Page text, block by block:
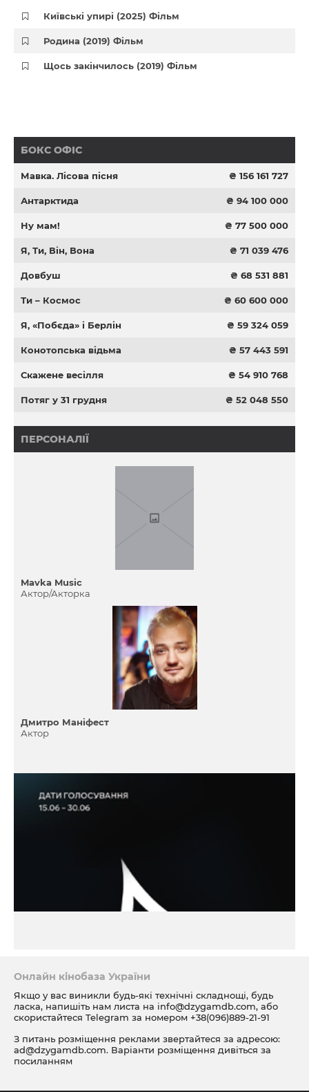
Київські упирі (2025) Фільм
Родина (2019) Фільм
Щось закінчилось (2019) Фільм
БОКС ОФІС
Мавка. Лісова пісня ₴ 156 161 727
Антарктида ₴ 94 100 000
Ну мам! ₴ 77 500 000
Я, Ти, Він, Вона ₴ 71 039 476
Довбуш ₴ 68 531 881
Ти – Космос ₴ 60 600 000
Я, «Побєда» і Берлін ₴ 59 324 059
Конотопська відьма ₴ 57 443 591
Скажене весілля ₴ 54 910 768
Потяг у 31 грудня ₴ 52 048 550
ПЕРСОНАЛІЇ
Mavka Music
Актор/Акторка
Дмитро Маніфест
Актор
Онлайн кінобаза України
Якщо у вас виникли будь-які технічні складнощі, будь
ласка, напишіть нам листа на info@dzygamdb.com, або
скористайтеся Telegram за номером +38(096)889-21-91
З питань розміщення реклами звертайтеся за адресою:
ad@dzygamdb.com. Варіанти розміщення дивіться за
посиланням